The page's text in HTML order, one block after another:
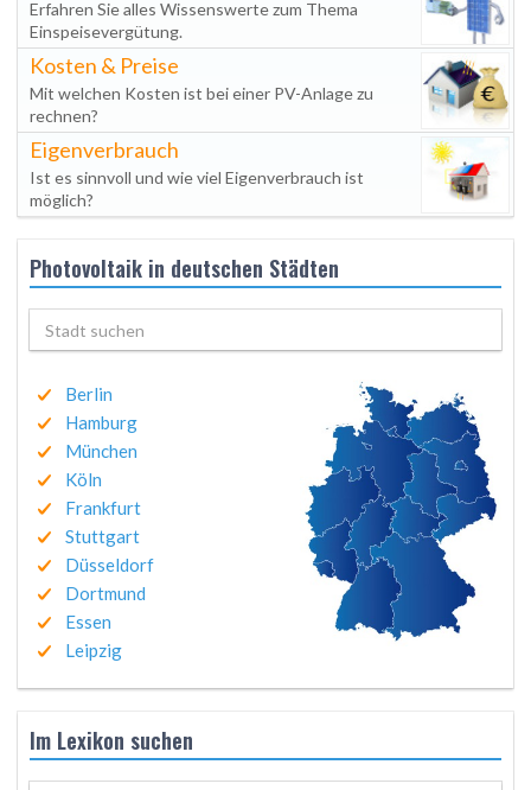
Erfahren Sie alles Wissenswerte zum Thema
Einspeisevergütung.
Kosten & Preise
Mit welchen Kosten ist bei einer PV-Anlage zu
rechnen?
Eigenverbrauch
Ist es sinnvoll und wie viel Eigenverbrauch ist
möglich?
Photovoltaik in deutschen Städten
Berlin
Hamburg
München
Köln
Frankfurt
Stuttgart
Düsseldorf
Dortmund
Essen
Leipzig
Im Lexikon suchen